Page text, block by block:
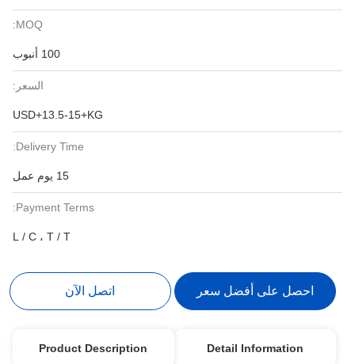
MOQ:
100 أنبوب
السعر:
USD+13.5-15+KG
Delivery Time:
15 يوم عمل
Payment Terms:
L / C ، T / T
احصل على أفضل سعر اتصل الآن
Detail Information
Product Description